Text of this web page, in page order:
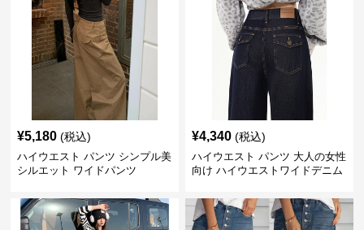
¥5,180 (税込)
ハイウエスト パンツ シンプル美
シルエット ワイドパンツ
¥4,340 (税込)
ハイウエスト パンツ 大人の女性
向け ハイウエストワイドデニム